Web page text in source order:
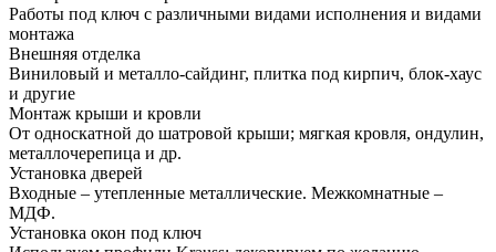
Работы под ключ с различными видами исполнения и видами
монтажа
Внешняя отделка
Виниловый и металло-сайдинг, плитка под кирпич, блок-хаус
и другие
Монтаж крыши и кровли
От односкатной до шатровой крыши; мягкая кровля, ондулин,
металлочерепица и др.
Установка дверей
Входные – утепленные металлические. Межкомнатные –
МДФ.
Установка окон под ключ